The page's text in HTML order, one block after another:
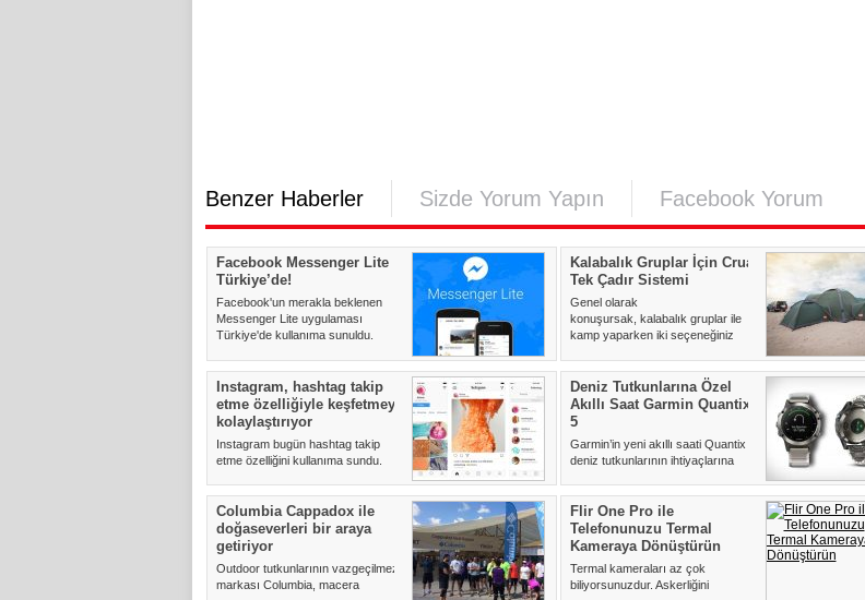
Benzer Haberler Sizde Yorum Yapın Facebook Yorum
Facebook Messenger Lite
Türkiye’de!
Facebook'un merakla beklenen
Messenger Lite uygulaması
Türkiye'de kullanıma sunuldu.
Kalabalık Gruplar İçin Crua
Tek Çadır Sistemi
Genel olarak
konuşursak, kalabalık gruplar ile
kamp yaparken iki seçeneğiniz
Instagram, hashtag takip
etme özelliğiyle keşfetmeyi
kolaylaştırıyor
Instagram bugün hashtag takip
etme özelliğini kullanıma sundu.
Deniz Tutkunlarına Özel
Akıllı Saat Garmin Quantix
5
Garmin’in yeni akıllı saati Quantix 5
deniz tutkunlarının ihtiyaçlarına
Columbia Cappadox ile
doğaseverleri bir araya
getiriyor
Outdoor tutkunlarının vazgeçilmez
markası Columbia, macera
Flir One Pro ile
Telefonunuzu Termal
Kameraya Dönüştürün
Termal kameraları az çok
biliyorsunuzdur. Askerliğini